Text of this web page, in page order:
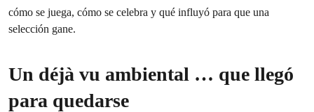
cómo se juega, cómo se celebra y qué influyó para que una
selección gane.
Un déjà vu ambiental … que llegó
para quedarse